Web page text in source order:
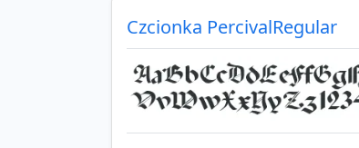
Czcionka PercivalRegular